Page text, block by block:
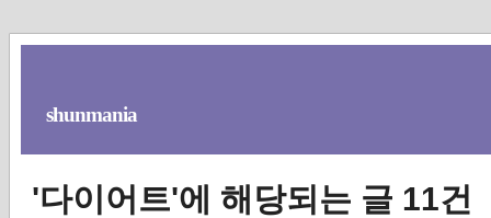
shunmania
'다이어트'에 해당되는 글 11건